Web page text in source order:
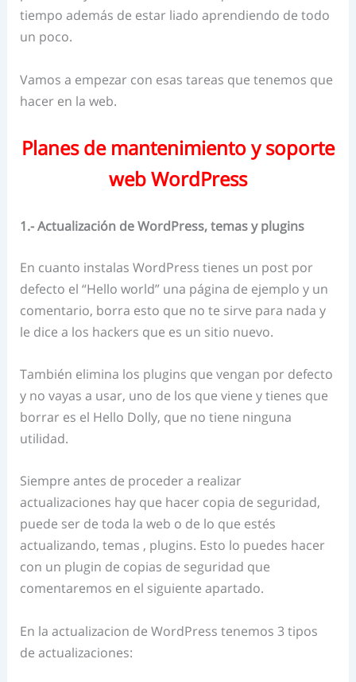
tiempo además de estar liado aprendiendo de todo
un poco.
Vamos a empezar con esas tareas que tenemos que
hacer en la web.
Planes de mantenimiento y soporte
web WordPress
1.- Actualización de WordPress, temas y plugins
En cuanto instalas WordPress tienes un post por
defecto el “Hello world” una página de ejemplo y un
comentario, borra esto que no te sirve para nada y
le dice a los hackers que es un sitio nuevo.
También elimina los plugins que vengan por defecto
y no vayas a usar, uno de los que viene y tienes que
borrar es el Hello Dolly, que no tiene ninguna
utilidad.
Siempre antes de proceder a realizar
actualizaciones hay que hacer copia de seguridad,
puede ser de toda la web o de lo que estés
actualizando, temas , plugins. Esto lo puedes hacer
con un plugin de copias de seguridad que
comentaremos en el siguiente apartado.
En la actualizacion de WordPress tenemos 3 tipos
de actualizaciones: